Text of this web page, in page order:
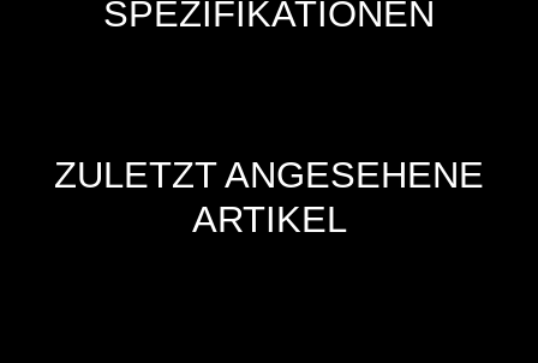
SPEZIFIKATIONEN
ZULETZT ANGESEHENE
ARTIKEL